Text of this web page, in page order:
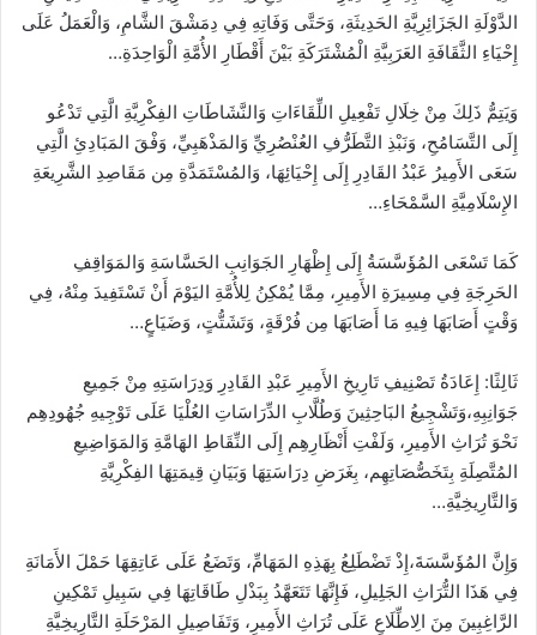
الدَّوْلَةِ الجَزَائِرِيَّةِ الحَدِيثَةِ، وَحَتَّى وَفَاتِهِ فِي دِمَشْقَ الشَّامِ، وَالْعَمَلُ عَلَى
إِحْيَاءِ الثَّقَافَةِ العَرَبِيَّةِ الْمُشْتَرَكَةِ بَيْنَ أَقْطَارِ الأُمَّةِ الْوَاحِدَةِ…
وَيَتِمُّ ذَلِكَ مِنْ خِلَالِ تَفْعِيلِ اللِّقَاءَاتِ وَالنَّشَاطَاتِ الفِكْرِيَّةِ الَّتِي تَدْعُو
إِلَى التَّسَامُحِ، وَنَبْذِ التَّطَرُّفِ العُنْصُرِيِّ وَالمَذْهَبِيِّ، وَفْقَ المَبَادِئِ الَّتِي
سَعَى الأَمِيرُ عَبْدُ القَادِرِ إِلَى إِحْيَائِهَا، وَالمُسْتَمَدَّةِ مِن مَقَاصِدِ الشَّرِيعَةِ
الإِسْلَامِيَّةِ السَّمْحَاءِ…
كَمَا تَسْعَى المُؤَسَّسَةُ إِلَى إِظْهَارِ الجَوَانِبِ الحَسَّاسَةِ وَالمَوَاقِفِ
الحَرِجَةِ فِي مِسِيرَةِ الأَمِيرِ، مِمَّا يُمْكِنُ لِلأُمَّةِ اليَوْمَ أَنْ تَسْتَفِيدَ مِنْهُ، فِي
وَقْتٍ أَصَابَهَا فِيهِ مَا أَصَابَهَا مِن فُرْقَةٍ، وَتَشَتُّتٍ، وَضَيَاعٍ…
ثَالِثًا: إِعَادَةُ تَصْنِيفِ تَارِيخِ الأَمِيرِ عَبْدِ القَادِرِ وَدِرَاسَتِهِ مِنْ جَمِيعِ
جَوَانِبِهِ،وَتَشْجِيعُ البَاحِثِينَ وَطُلَّابِ الدِّرَاسَاتِ العُلْيَا عَلَى تَوْجِيهِ جُهُودِهِم
نَحْوَ تُرَاثِ الأَمِيرِ، وَلَفْتِ أَنْظَارِهِم إِلَى النِّقَاطِ الهَامَّةِ وَالمَوَاضِيعِ
المُتَّصِلَةِ بِتَخَصُّصَاتِهِم، بِغَرَضِ دِرَاسَتِهَا وَبَيَانِ قِيمَتِهَا الفِكْرِيَّةِ
وَالتَّارِيخِيَّةِ…
وَإِنَّ المُؤَسَّسَةَ،إِذْ تَضْطَلِعُ بِهَذِهِ المَهَامِّ، وَتَضَعُ عَلَى عَاتِقِهَا حَمْلَ الأَمَانَةِ
فِي هَذَا التُّرَاثِ الجَلِيلِ، فَإِنَّهَا تَتَعَهَّدُ بِبَذْلِ طَاقَاتِهَا فِي سَبِيلِ تَمْكِينِ
الرَّاغِبِينَ مِنَ الِاطِّلَاعِ عَلَى تُرَاثِ الأَمِيرِ، وَتَفَاصِيلِ المَرْحَلَةِ التَّارِيخِيَّةِ